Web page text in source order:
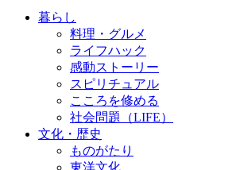
暮らし
料理・グルメ
ライフハック
感動ストーリー
スピリチュアル
こころを修める
社会問題（LIFE）
文化・歴史
ものがたり